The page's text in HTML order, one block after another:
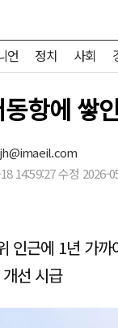
언 정치 사회
항에 쌓
14:59:27 수정 2026-
인근에 1년 가
선 시급